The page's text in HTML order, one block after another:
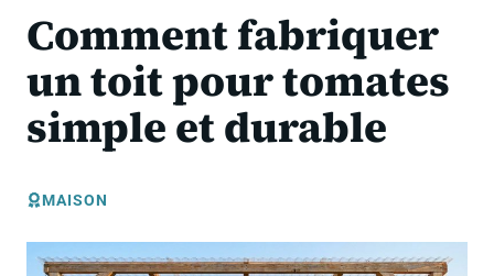
Comment fabriquer
un toit pour tomates
simple et durable
MAISON